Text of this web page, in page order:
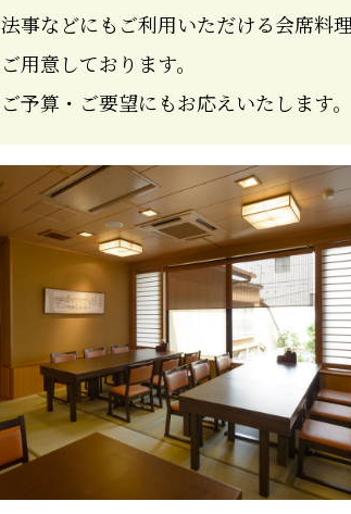
法事などにもご利用いただける会席料
ご用意しております。
ご予算・ご要望にもお応えいたします。